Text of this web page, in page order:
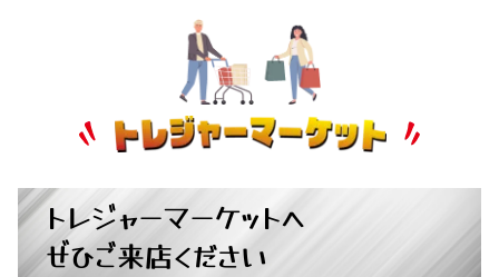
トレジャーマーケットへ
ぜひご来店ください